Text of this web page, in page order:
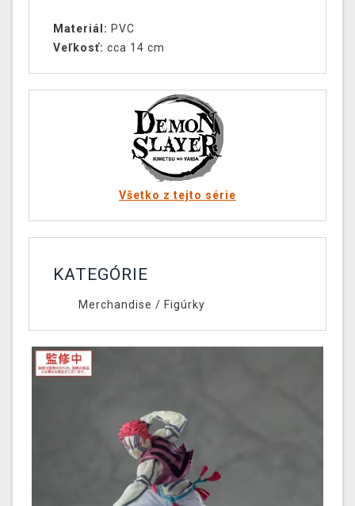
Materiál: PVC
Veľkosť: cca 14 cm
Všetko z tejto série
KATEGÓRIE
Merchandise / Figúrky